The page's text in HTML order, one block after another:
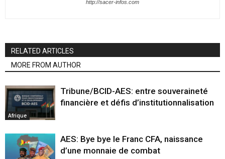
http://sacer-infos.com
RELATED ARTICLES
MORE FROM AUTHOR
Afrique
Tribune/BCID-AES: entre souveraineté
financière et défis d’institutionnalisation
AES: Bye bye le Franc CFA, naissance
d’une monnaie de combat